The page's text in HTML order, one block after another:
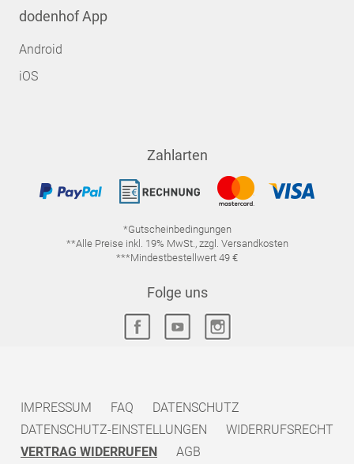
dodenhof App
Android
iOS
Zahlarten
*Gutscheinbedingungen
**Alle Preise inkl. 19% MwSt., zzgl. Versandkosten
***Mindestbestellwert 49 €
Folge uns
IMPRESSUM FAQ
DATENSCHUTZ
DATENSCHUTZ-EINSTELLUNGEN
WIDERRUFSRECHT
VERTRAG WIDERRUFEN
AGB